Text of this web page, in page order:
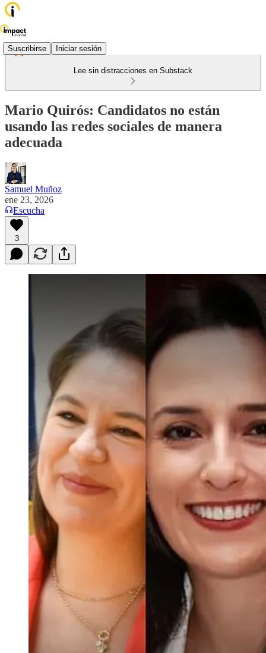
Suscribirse Iniciar sesión
Lee sin distracciones en Substack
Mario Quirós: Candidatos no están
usando las redes sociales de manera
adecuada
Samuel Muñoz
ene 23, 2026
Escucha
3